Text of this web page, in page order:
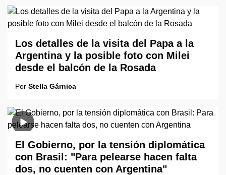
Los detalles de la visita del Papa a la
Argentina y la posible foto con Milei
desde el balcón de la Rosada
Por Stella Gárnica
El Gobierno, por la tensión diplomática
con Brasil: "Para pelearse hacen falta
dos, no cuenten con Argentina"